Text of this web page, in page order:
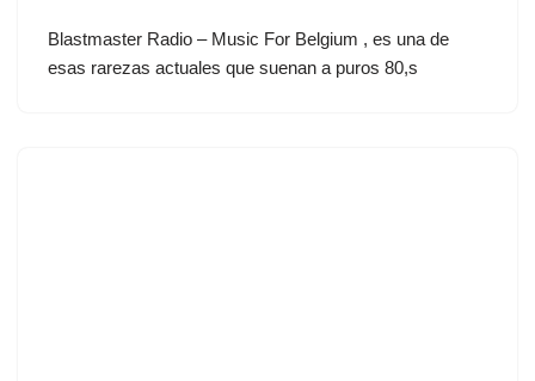
Blastmaster Radio – Music For Belgium , es una de
esas rarezas actuales que suenan a puros 80,s